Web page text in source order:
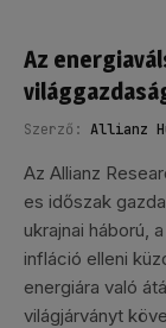
Az
Szerző: Allianz
Az Allianz
es időszak
ukrajnai háború,
infláció elleni
energiára való
világjárványt